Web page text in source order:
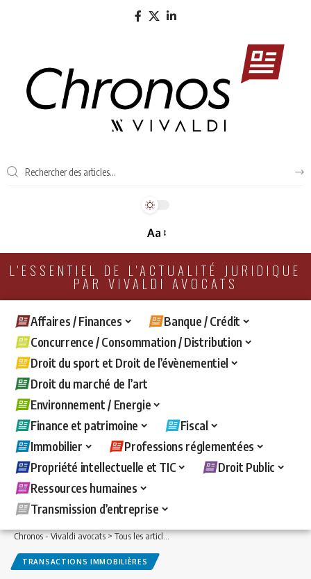
Aa
L'ESSENTIEL DE L'ACTUALITÉ JURIDIQUE
PAR VIVALDI AVOCATS
Affaires / Finances
Banque / Crédit
Concurrence / Consommation / Distribution
Droit du sport et Droit de l’évènementiel
Droit du marché de l’art
Environnement / Energie
Finance et patrimoine
Fiscal
Immobilier
Professions réglementées
Propriété intellectuelle et TIC
Droit Public
Ressources humaines
Transmission d’entreprise
Chronos - Vivaldi avocats>Tous les articles >Immobilier>Transactions
TRANSACTIONS IMMOBILIÈRES